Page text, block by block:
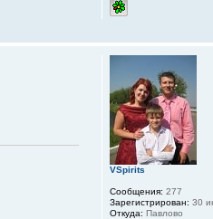
VSpirits
Сообщения: 277
Зарегистрирован: 30
Откуда: Павлово